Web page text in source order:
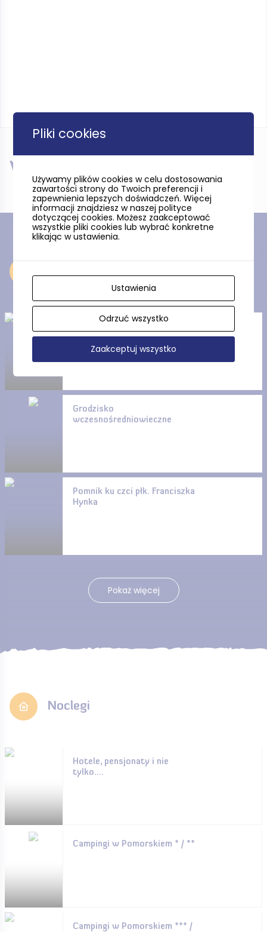
W pobliżu
w Będominie (oddział MNG w
Gdańsku)
Grodzisko
wczesnośredniowieczne
Pomnik ku czci płk. Franciszka
Hynka
Pokaż więcej
Noclegi
Hotele, pensjonaty i nie
tylko....
Campingi w Pomorskiem * / **
Campingi w Pomorskiem *** /
Pliki cookies
Używamy plików cookies w celu dostosowania
zawartości strony do Twoich preferencji i
zapewnienia lepszych doświadczeń. Więcej
informacji znajdziesz w naszej polityce
dotyczącej cookies. Możesz zaakceptować
wszystkie pliki cookies lub wybrać konkretne
klikając w ustawienia.
Ustawienia
Odrzuć wszystko
Zaakceptuj wszystko